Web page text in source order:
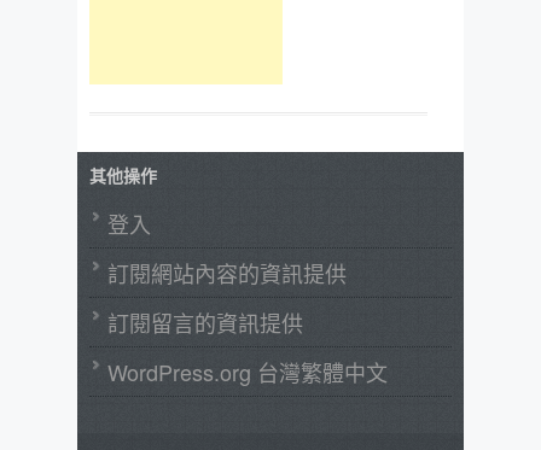
其他操作
登入
訂閱網站內容的資訊提供
訂閱留言的資訊提供
WordPress.org 台灣繁體中文